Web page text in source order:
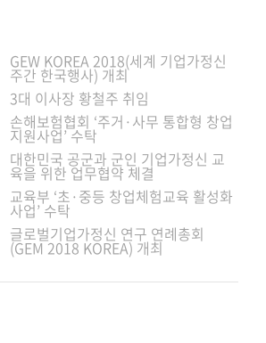
GEW KOREA 2018(세계 기업가정신
주간 한국행사) 개최
3대 이사장 황철주 취임
손해보험협회 ‘주거·사무 통합형 창업
지원사업’ 수탁
대한민국 공군과 군인 기업가정신 교
육을 위한 업무협약 체결
교육부 ‘초·중등 창업체험교육 활성화
사업’ 수탁
글로벌기업가정신 연구 연례총회
(GEM 2018 KOREA) 개최